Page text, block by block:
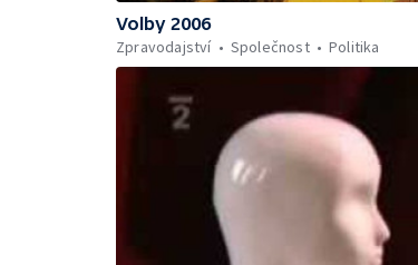
Volby 2006
Zpravodajství
Společnost Politika